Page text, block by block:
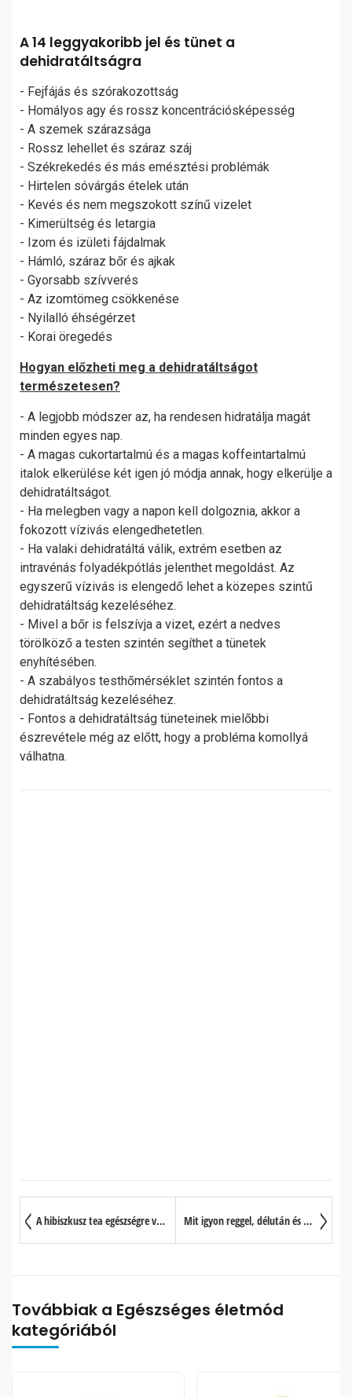
A 14 leggyakoribb jel és tünet a
dehidratáltságra
- Fejfájás és szórakozottság
- Homályos agy és rossz koncentrációsképesség
- A szemek szárazsága
- Rossz lehellet és száraz száj
- Székrekedés és más emésztési problémák
- Hirtelen sóvárgás ételek után
- Kevés és nem megszokott színű vizelet
- Kimerültség és letargia
- Izom és izületi fájdalmak
- Hámló, száraz bőr és ajkak
- Gyorsabb szívverés
- Az izomtömeg csökkenése
- Nyilalló éhségérzet
- Korai öregedés
Hogyan előzheti meg a dehidratáltságot
természetesen?
- A legjobb módszer az, ha rendesen hidratálja magát
minden egyes nap.
- A magas cukortartalmú és a magas koffeintartalmú
italok elkerülése két igen jó módja annak, hogy elkerülje a
dehidratáltságot.
- Ha melegben vagy a napon kell dolgoznia, akkor a
fokozott vízivás elengedhetetlen.
- Ha valaki dehidratáltá válik, extrém esetben az
intravénás folyadékpótlás jelenthet megoldást. Az
egyszerű vízivás is elengedő lehet a közepes szintű
dehidratáltság kezeléséhez.
- Mivel a bőr is felszívja a vizet, ezért a nedves
törölköző a testen szintén segíthet a tünetek
enyhítésében.
- A szabályos testhőmérséklet szintén fontos a
dehidratáltság kezeléséhez.
- Fontos a dehidratáltság tüneteinek mielőbbi
észrevétele még az előtt, hogy a probléma komollyá
válhatna.
A hibiszkusz tea egészségre való jótékony hatásai és elkészítése Mit igyon reggel, délután és este a hormonjai egyensúlyának érdekében
Továbbiak a Egészséges életmód
kategóriából